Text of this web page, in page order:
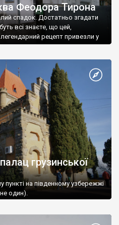
Феодора Тирона
спадок. Достатньо згадати
всі знаєте, що цей,
рецепт привезли у
грузинської
на південному узбережжі
один).